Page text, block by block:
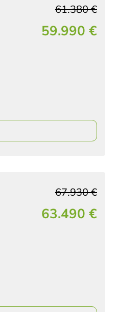
59.990 €
61.380 €
63.490 €
67.930 €